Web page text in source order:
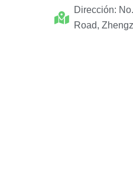
Dirección:
Road,